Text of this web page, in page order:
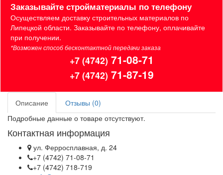
Заказывайте стройматериалы по телефону
Осуществляем доставку строительных материалов по
Липецкой области. Заказывайте по телефону, оплачивайте
при получении.
*Возможен способ бесконтактной передачи заказа
+7 (4742) 71-08-71
+7 (4742) 71-87-19
Описание
Отзывы (0)
Подробные данные о товаре отсутствуют.
Контактная информация
ул. Ферросплавная, д. 24
+7 (4742) 71-08-71
+7 (4742) 718-719